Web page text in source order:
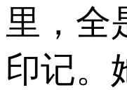
里，全
印记。